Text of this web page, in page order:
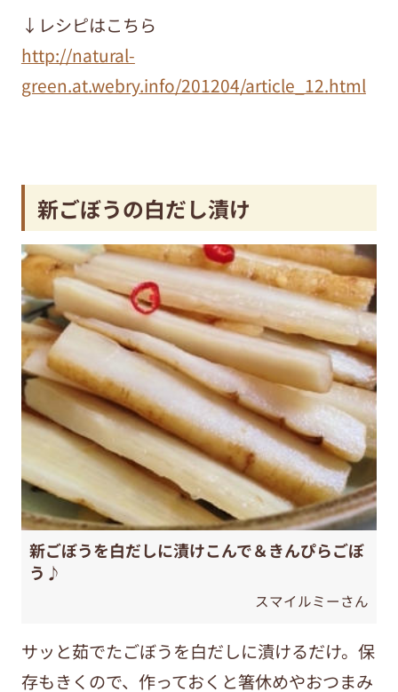
↓レシピはこちら
http://natural-
green.at.webry.info/201204/article_12.html
新ごぼうの白だし漬け
新ごぼうを白だしに漬けこんで＆きんぴらごぼ
う♪
スマイルミーさん
サッと茹でたごぼうを白だしに漬けるだけ。保
存もきくので、作っておくと箸休めやおつまみ